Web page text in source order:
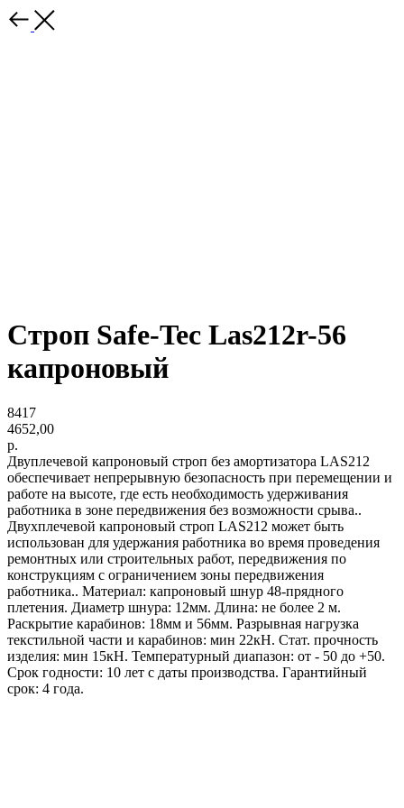
Строп Safe-Tec Las212r-56
капроновый
8417
4652,00
р.
Двуплечевой капроновый строп без амортизатора LAS212
обеспечивает непрерывную безопасность при перемещении и
работе на высоте, где есть необходимость удерживания
работника в зоне передвижения без возможности срыва..
Двухплечевой капроновый строп LAS212 может быть
использован для удержания работника во время проведения
ремонтных или строительных работ, передвижения по
конструкциям с ограничением зоны передвижения
работника.. Материал: капроновый шнур 48-прядного
плетения. Диаметр шнура: 12мм. Длина: не более 2 м.
Раскрытие карабинов: 18мм и 56мм. Разрывная нагрузка
текстильной части и карабинов: мин 22кН. Стат. прочность
изделия: мин 15кН. Температурный диапазон: от - 50 до +50.
Срок годности: 10 лет с даты производства. Гарантийный
срок: 4 года.